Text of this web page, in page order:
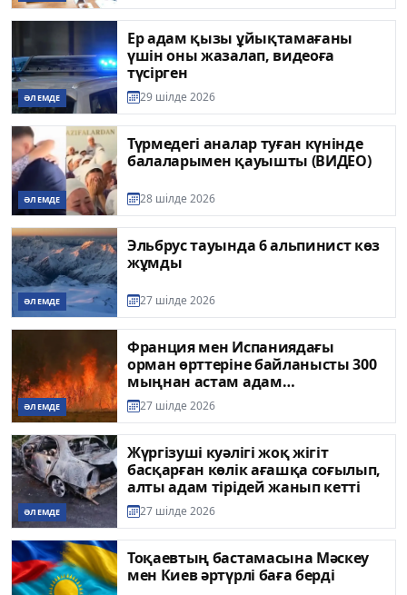
ӘЛЕМДЕ
Ер адам қызы ұйықтамағаны
үшін оны жазалап, видеоға
түсірген
29 шілде 2026
ӘЛЕМДЕ
Түрмедегі аналар туған күнінде
балаларымен қауышты (ВИДЕО)
28 шілде 2026
ӘЛЕМДЕ
Эльбрус тауында 6 альпинист көз
жұмды
27 шілде 2026
ӘЛЕМДЕ
Франция мен Испаниядағы
орман өрттеріне байланысты 300
мыңнан астам адам
эвакуацияланды
27 шілде 2026
ӘЛЕМДЕ
Жүргізуші куәлігі жоқ жігіт
басқарған көлік ағашқа соғылып,
алты адам тірідей жанып кетті
27 шілде 2026
Тоқаевтың бастамасына Мәскеу
мен Киев әртүрлі баға берді